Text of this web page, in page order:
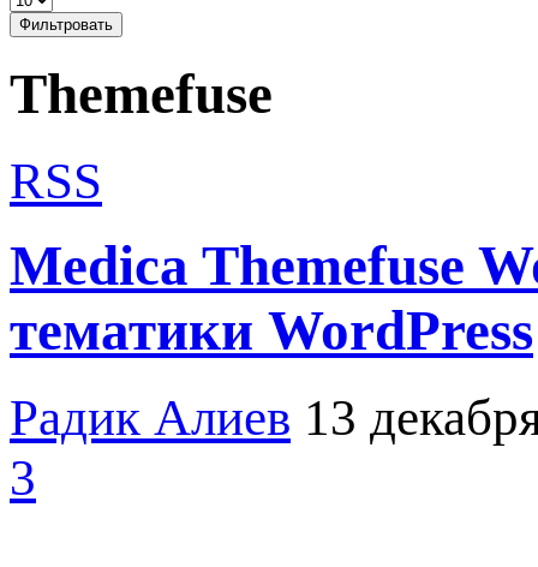
Фильтровать
Themefuse
RSS
Medica Themefuse
тематики WordPress
Радик Алиев 13
3